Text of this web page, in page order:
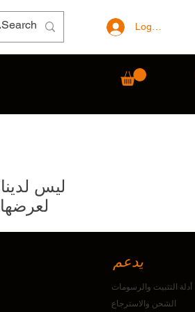
Log In/Sign up
يدعم
أدلة التثبيت والرسومات
الشحن والاسترجاع